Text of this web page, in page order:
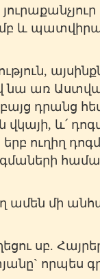
և
նա առ
դրանց
վկայի, և՛
ուղիղ
ամեն մի
սբ.
որպես